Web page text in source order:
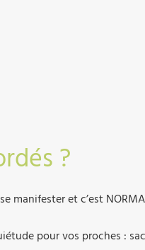
?
manifester et c’est
pour vos proches :